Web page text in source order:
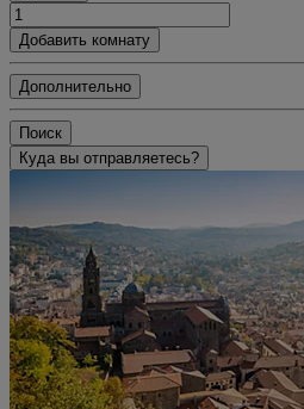
Добавить комнату
Дополнительно
Поиск
Куда вы отправляетесь?